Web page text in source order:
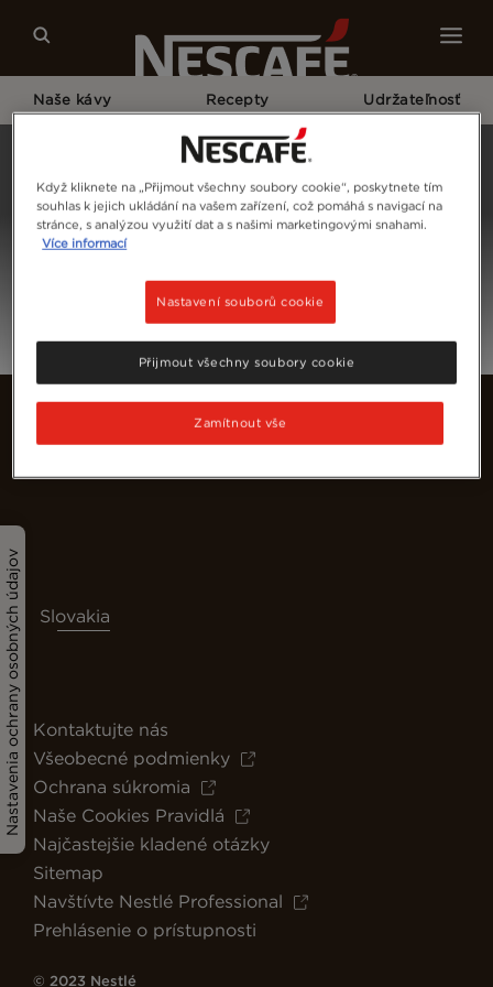
Naše kávy Recepty Udržateľnosť
Prihláste Sa
Nastavenia ochrany osobných údajov Slovakia
Kontaktujte nás
Všeobecné podmienky
Ochrana súkromia
Naše Cookies Pravidlá
Najčastejšie kladené otázky
Sitemap
Navštívte Nestlé Professional
Prehlásenie o prístupnosti
© 2023 Nestlé
Když kliknete na „Přijmout všechny soubory cookie“, poskytnete tím
souhlas k jejich ukládání na vašem zařízení, což pomáhá s navigací na
stránce, s analýzou využití dat a s našimi marketingovými snahami.
Více informací
Nastavení souborů cookie
Zamítnout vše
Přijmout všechny soubory cookie